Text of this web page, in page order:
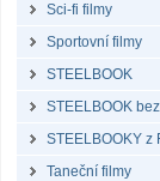
Sci-fi filmy
Sportovní filmy
STEELBOOK
STEELBOOK
STEELBOOKY z
Taneční filmy